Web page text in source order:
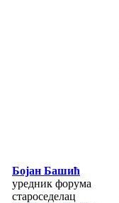
Бојан Башић
уредник форума
староседелац